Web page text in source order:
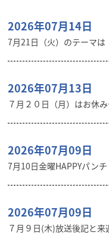
2026年07月14日
7月21日（火）のテーマは
2026年07月13日
７月２０日（月）はお休
2026年07月09日
7月10日金曜HAPPYパン
2026年07月09日
７月９日(木)放送後記と来